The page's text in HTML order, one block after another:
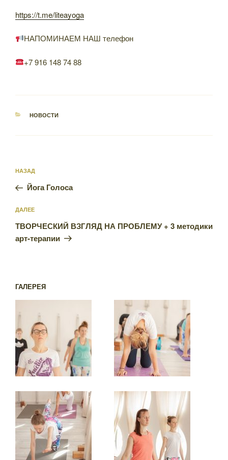
https://t.me/liteayoga
НАПОМИНАЕМ НАШ телефон
+7 916 148 74 88
РУБРИКИ
НОВОСТИ
по
записям
Предыдущая
запись:
НАЗАД
Йога Голоса
Следующая
запись
ДАЛЕЕ
ТВОРЧЕСКИЙ ВЗГЛЯД НА ПРОБЛЕМУ + 3 методики
арт-терапии
ГАЛЕРЕЯ